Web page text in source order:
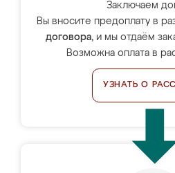
Заключаем
Вы вносите предоплату в
договора, и мы отдаём
Возможна оплата в
УЗНАТЬ О